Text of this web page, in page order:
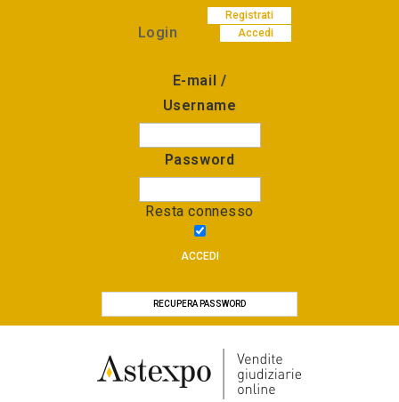
Registrati
Accedi
Login
E-mail /
Username
Password
Resta connesso
ACCEDI
RECUPERA PASSWORD